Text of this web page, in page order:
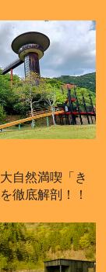
自然満喫「き
徹底解剖！！